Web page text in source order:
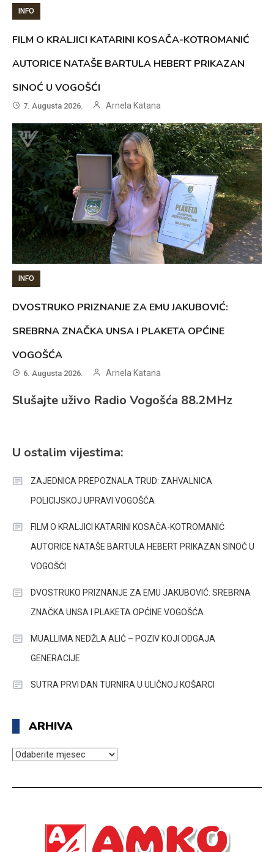
INFO
FILM O KRALJICI KATARINI KOSAČA-KOTROMANIĆ
AUTORICE NATAŠE BARTULA HEBERT PRIKAZAN
SINOĆ U VOGOŠĆI
7. Augusta 2026. Arnela Katana
INFO
DVOSTRUKO PRIZNANJE ZA EMU JAKUBOVIĆ:
SREBRNA ZNAČKA UNSA I PLAKETA OPĆINE
VOGOŠĆA
6. Augusta 2026. Arnela Katana
Slušajte uživo Radio Vogošća 88.2MHz
U ostalim vijestima:
ZAJEDNICA PREPOZNALA TRUD: ZAHVALNICA
POLICIJSKOJ UPRAVI VOGOŠĆA
FILM O KRALJICI KATARINI KOSAČA-KOTROMANIĆ
AUTORICE NATAŠE BARTULA HEBERT PRIKAZAN SINOĆ U
VOGOŠĆI
DVOSTRUKO PRIZNANJE ZA EMU JAKUBOVIĆ: SREBRNA
ZNAČKA UNSA I PLAKETA OPĆINE VOGOŠĆA
MUALLIMA NEDŽLA ALIĆ – POZIV KOJI ODGAJA
GENERACIJE
SUTRA PRVI DAN TURNIRA U ULIČNOJ KOŠARCI
ARHIVA
ARHIVA